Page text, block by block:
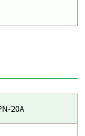
20A